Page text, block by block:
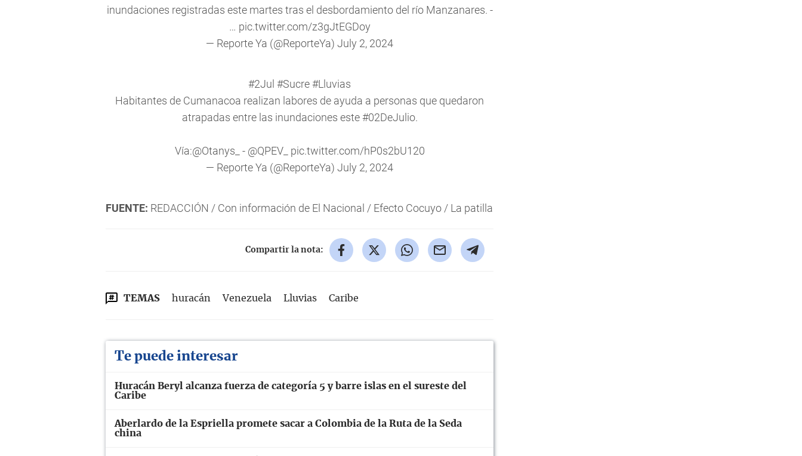
inundaciones registradas este martes tras el desbordamiento del río Manzanares. -
… pic.twitter.com/z3gJtEGDoy
— Reporte Ya (@ReporteYa) July 2, 2024
#2Jul #Sucre#Lluvias
Habitantes de Cumanacoa realizan labores de ayuda a personas que quedaron
atrapadas entre las inundaciones este#02DeJulio.
Vía:@Otanys_ - @QPEV_
pic.twitter.com/hP0s2bU120
— Reporte Ya (@ReporteYa) July 2, 2024
FUENTE: REDACCIÓN / Con información de El Nacional / Efecto Cocuyo / La patilla
Compartir la nota:
TEMAS huracán Venezuela Lluvias Caribe
Te puede interesar
Huracán Beryl alcanza fuerza de categoría 5 y barre islas en el sureste del
Caribe
Aberlardo de la Espriella promete sacar a Colombia de la Ruta de la Seda
china